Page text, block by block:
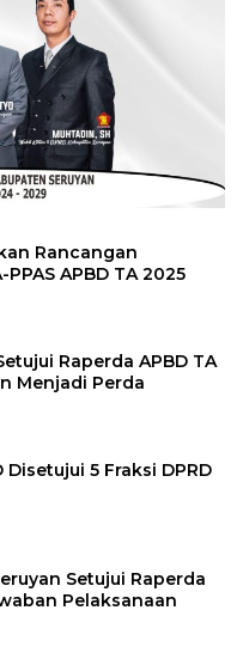
Rancangan
APBD TA 2025
Raperda APBD TA
Menjadi Perda
Disetujui 5 Fraksi DPRD
Setujui Raperda
Pelaksanaan